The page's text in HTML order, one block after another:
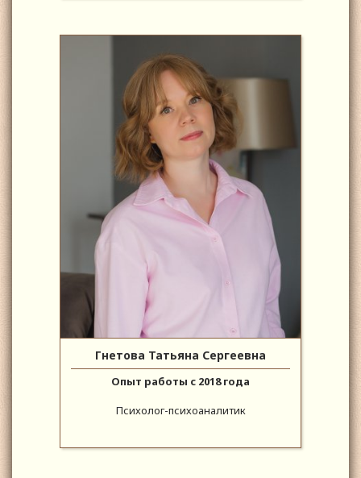
Гнетова Татьяна Сергеевна
Опыт работы с 2018 года
Психолог-психоаналитик